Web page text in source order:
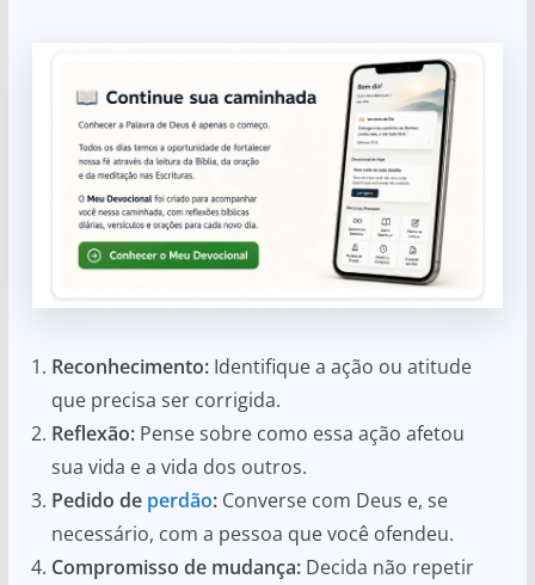
Reconhecimento:Identifique a ação ou atitude
que precisa ser corrigida.
Reflexão:Pense sobre como essa ação afetou
sua vida e a vida dos outros.
Pedido de perdão:Converse com Deus e, se
necessário, com a pessoa que você ofendeu.
Compromisso de mudança:Decida não repetir